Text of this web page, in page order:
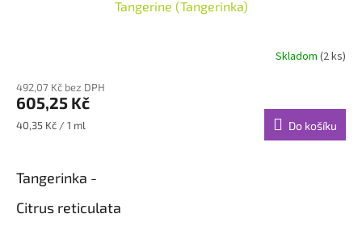
Tangerine (Tangerinka)
Skladom (2 ks)
492,07 Kč bez DPH
605,25 Kč
Měrná
40,35 Kč / 1 ml Do košíku
Tangerinka -
Citrus reticulata